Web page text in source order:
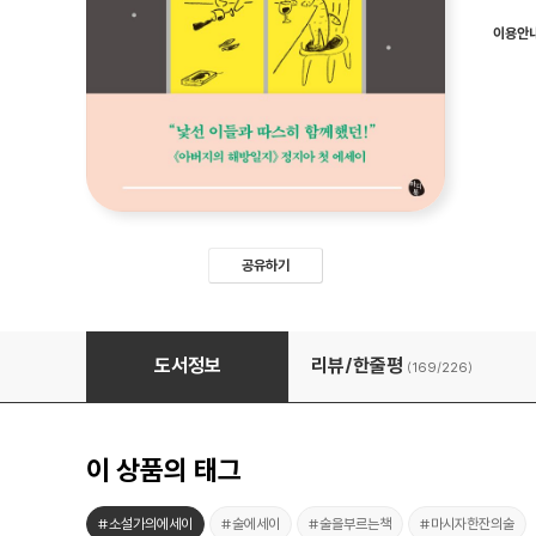
공유하기
이용안
마시지 않을 수 없는 밤이니까요
도서정보 리뷰/한줄평 (169/226)
이 상품의 태그
#소설가의에세이 #술에세이 #술을부르는책 #마시자한잔의술